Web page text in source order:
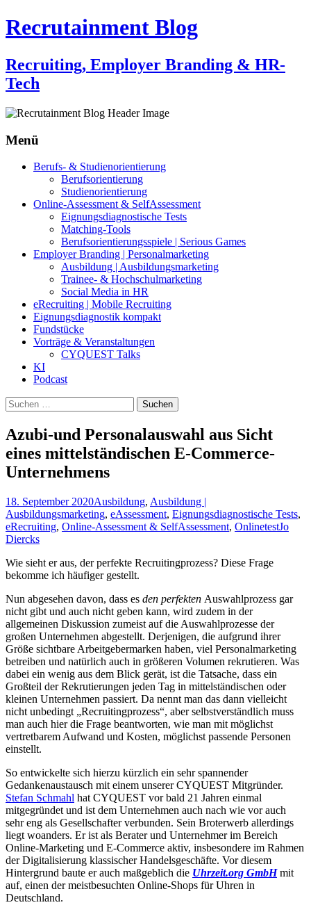
Recrutainment Blog
Recruiting, Employer Branding & HR-
Tech
Menü
Zum
Berufs- & Studienorientierung
Berufsorientierung
Studienorientierung
Online-Assessment & SelfAssessment
Eignungsdiagnostische Tests
Matching-Tools
Berufsorientierungsspiele | Serious Games
Employer Branding | Personalmarketing
Ausbildung | Ausbildungsmarketing
Trainee- & Hochschulmarketing
Social Media in HR
eRecruiting | Mobile Recruiting
Eignungsdiagnostik kompakt
Fundstücke
Vorträge & Veranstaltungen
CYQUEST Talks
KI
Podcast
Suchen
nach:
Azubi-und Personalauswahl aus Sicht
eines mittelständischen E-Commerce-
Unternehmens
18. September 2020Ausbildung, Ausbildung |
Ausbildungsmarketing, eAssessment, Eignungsdiagnostische Tests,
eRecruiting, Online-Assessment & SelfAssessment, OnlinetestJo
Diercks
Wie sieht er aus, der perfekte Recruitingprozess? Diese Frage
bekomme ich häufiger gestellt.
Nun abgesehen davon, dass es den perfekten Auswahlprozess gar
nicht gibt und auch nicht geben kann, wird zudem in der
allgemeinen Diskussion zumeist auf die Auswahlprozesse der
großen Unternehmen abgestellt. Derjenigen, die aufgrund ihrer
Größe sichtbare Arbeitgebermarken haben, viel Personalmarketing
betreiben und natürlich auch in größeren Volumen rekrutieren. Was
dabei ein wenig aus dem Blick gerät, ist die Tatsache, dass ein
Großteil der Rekrutierungen jeden Tag in mittelständischen oder
kleinen Unternehmen passiert. Da nennt man das dann vielleicht
nicht unbedingt „Recruitingprozess“, aber selbstverständlich muss
man auch hier die Frage beantworten, wie man mit möglichst
vertretbarem Aufwand und Kosten, möglichst passende Personen
einstellt.
So entwickelte sich hierzu kürzlich ein sehr spannender
Gedankenaustausch mit einem unserer CYQUEST Mitgründer.
Stefan Schmahl hat CYQUEST vor bald 21 Jahren einmal
mitgegründet und ist dem Unternehmen auch nach wie vor auch
sehr eng als Gesellschafter verbunden. Sein Broterwerb allerdings
liegt woanders. Er ist als Berater und Unternehmer im Bereich
Online-Marketing und E-Commerce aktiv, insbesondere im Rahmen
der Digitalisierung klassischer Handelsgeschäfte. Vor diesem
Hintergrund baute er auch maßgeblich die Uhrzeit.org GmbHmit
auf, einen der meistbesuchten Online-Shops für Uhren in
Deutschland.